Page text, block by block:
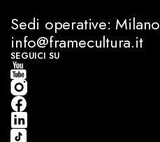
Sedi operative:
info@framecultura.it
SEGUICI SU